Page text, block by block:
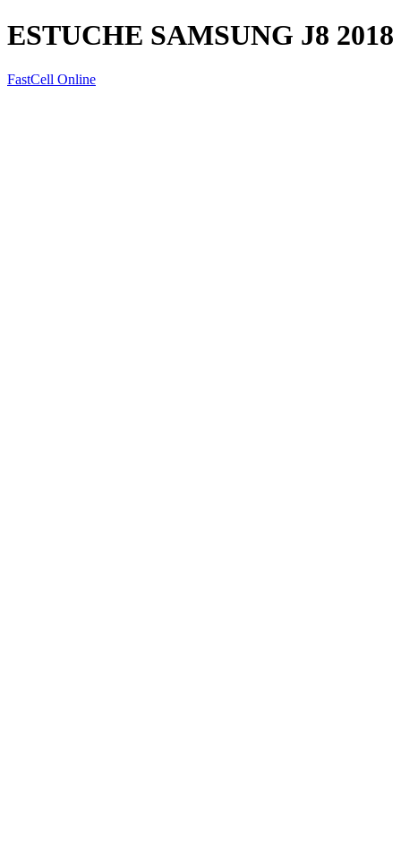
ESTUCHE SAMSUNG J8 2018
FastCell Online